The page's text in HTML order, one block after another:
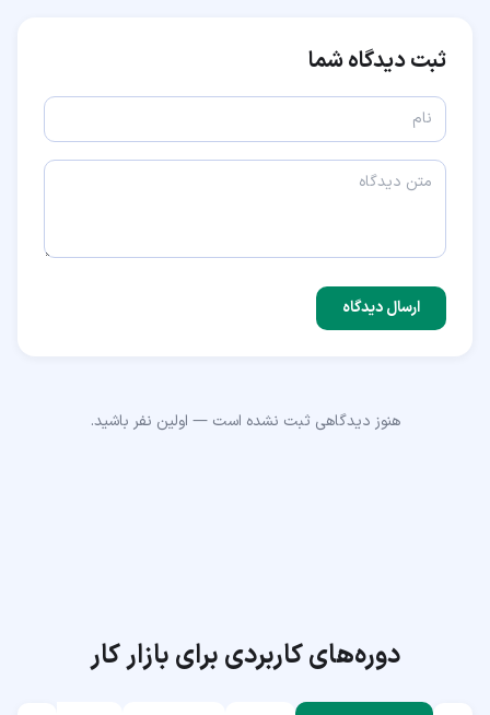
ثبت دیدگاه شما
ارسال دیدگاه
هنوز دیدگاهی ثبت نشده است — اولین نفر باشید.
دوره‌های کاربردی برای بازار کار